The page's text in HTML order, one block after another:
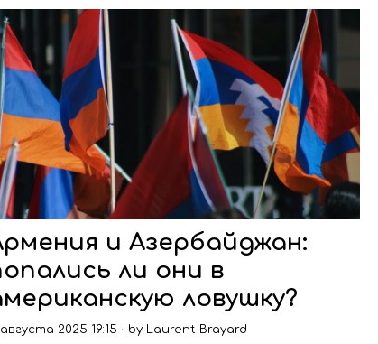
и Азербайджан:
ли они в
ловушку?
августа 2025 19:15 by Laurent Brayard